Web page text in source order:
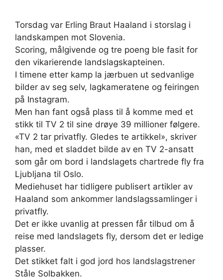
Torsdag var Erling Braut Haaland i storslag i
landskampen mot Slovenia.
Scoring, målgivende og tre poeng ble fasit for
den vikarierende landslagskapteinen.
I timene etter kamp la jærbuen ut sedvanlige
bilder av seg selv, lagkameratene og feiringen
på Instagram.
Men han fant også plass til å komme med et
stikk til TV 2 til sine drøye 39 millioner følgere.
«TV 2 tar privatfly. Gledes te artikkel», skriver
han, med et sladdet bilde av en TV 2-ansatt
som går om bord i landslagets chartrede fly fra
Ljubljana til Oslo.
Mediehuset har tidligere publisert artikler av
Haaland som ankommer landslagssamlinger i
privatfly.
Det er ikke uvanlig at pressen får tilbud om å
reise med landslagets fly, dersom det er ledige
plasser.
Det stikket falt i god jord hos landslagstrener
Ståle Solbakken.